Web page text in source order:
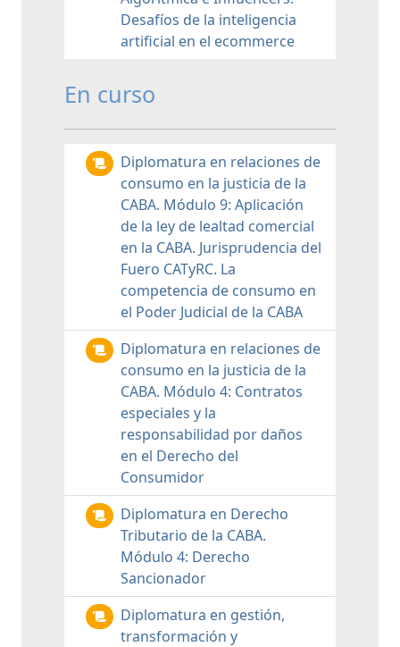
Desafíos de la inteligencia
artificial en el ecommerce
En curso
Diplomatura en relaciones de
consumo en la justicia de la
CABA. Módulo 9: Aplicación
de la ley de lealtad comercial
en la CABA. Jurisprudencia del
Fuero CATyRC. La
competencia de consumo en
el Poder Judicial de la CABA
Diplomatura en relaciones de
consumo en la justicia de la
CABA. Módulo 4: Contratos
especiales y la
responsabilidad por daños
en el Derecho del
Consumidor
Diplomatura en Derecho
Tributario de la CABA.
Módulo 4: Derecho
Sancionador
Diplomatura en gestión,
transformación y